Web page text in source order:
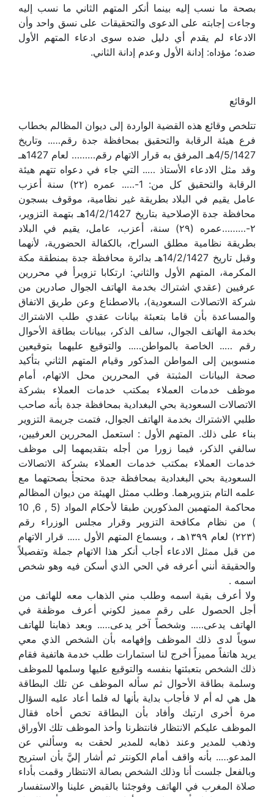
بصحة ما نسب إليه بينما أنكر المتهم الثاني ما نسب إليه
وجاءت إجابته على الدعوى والتحقيقات على نسق واحد وأن
الادعاء لم يقدم أي دليل ضده سوى ادعاء المتهم الأول
ضده؛ مؤداه: إدانة الأول وعدم إدانة الثاني.
الوقائع
تتلخص وقائع هذه القضية الواردة إلى ديوان المظالم بخطاب
فرع هيئة الرقابة والتحقيق بمحافظة جدة رقم….. وتاريخ
4/5/1427هـ المرفق به قرار الاتهام رقم……… لعام 1427هـ
وقد مثل الادعاء الأستاذ ….. التي جاء في دعواه تتهم هيئة
الرقابة والتحقيق كل من: 1-….. عمره (۲۲) سنة أعزب
عامل يقيم في البلاد بطريقة غير نظامية، موقوف بسجون
محافظة جدة الإصلاحية بتاريخ 14/2/1427هـ بتهمة التزوير،
۲-………عمره (۲۹) سنة، أعزب، عامل، يقيم في البلاد
بطريقة نظامية مطلق السراح، بالكفالة الحضورية، لأنهما
وقبل تاريخ 14/2/1427هـ بدائرة محافظة جدة بمنطقة مكة
المكرمة، المتهم الأول والثاني: ارتكابا تزويرأ في محررين
عرفيين (عقدي اشتراك بخدمة الهاتف الجوال صادرين من
شركة الاتصالات السعودية)، بالاصطناع وعن طريق الاتفاق
والمساعدة بأن قاما بتعبئة بيانات عقدي طلب الاشتراك
بخدمة الهاتف الجوال، سالف الذكر، ببيانات بطاقة الأحوال
رقم ….. الخاصة بالمواطن….. والتوقيع عليهما بتوقيعين
منسوبين إلى المواطن المذكور وقيام المتهم الثاني بتأكيد
صحة البيانات المثبتة في المحررين محل الاتهام، أمام
موظف خدمات العملاء بمكتب خدمات العملاء بشركة
الاتصالات السعودية بحي البغدادية بمحافظة جدة بأنه صاحب
طلبي الاشتراك بخدمة الهاتف الجوال، فتمت جريمة التزوير
بناء على ذلك. المتهم الأول : استعمل المحررين العرفيين،
سالفي الذكر، فيما زورا من أجله بتقديمهما إلى موظف
خدمات العملاء بمكتب خدمات العملاء بشركة الاتصالات
السعودية بحي البغدادية بمحافظة جدة محتجأ بصحتهما مع
علمه التام بتزويرهما. وطلب ممثل الهيئة من ديوان المظالم
محاكمة المتهمين المذكورين طبقا لأحكام المواد (5 , 6, 10
) من نظام مكافحة التزوير وقرار مجلس الوزراء رقم
(۲۲۳) لعام ۱۳۹۹هـ ، وبسماع المتهم الأول ….. قرار الاتهام
من قبل ممثل الادعاء أجاب أنكر هذا الاتهام جملة وتفصيلاً
والحقيقة أنني أعرفه في الحي الذي أسكن فيه وهو شخص
اسمه .
ولا أعرف بقية اسمه وطلب مني الذهاب معه للهاتف من
أجل الحصول على رقم مميز لكوني أعرف موظفة في
الهاتف يدعى….. وشخصاً آخر يدعى….. وبعد ذهابنا للهاتف
سوياً لدى ذلك الموظف وإفهامه بأن الشخص الذي معي
يريد هاتفاً مميزاً أخرج لنا استمارات طلب خدمة هاتفية فقام
ذلك الشخص بتعبئتها بنفسه والتوقيع عليها وسلمها للموظف
وسلمة بطاقة الأحوال ثم سأله الموظف عن تلك البطاقة
هل هي له أم لا فأجاب بداية بأنها له فلما أعاد عليه السؤال
مرة أخرى ارتبك وأفاد بأن البطاقة تخص أخاه فقال
الموظف عليكم الانتظار فانتظرنا وأخذ الموظف تلك الأوراق
وذهب للمدير وعند ذهابه للمدير لحقت به وسألني عن
المدعو….. بأنه واقف أمام الكونتر ثم أشار إليَّ بأن استريح
وبالفعل جلست أنا وذلك الشخص بصالة الانتظار وقمت بأداء
صلاة المغرب في الهاتف وفوجئنا بالقبض علينا والاستفسار